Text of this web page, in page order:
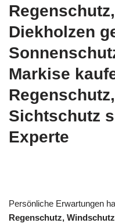
Diekholzen
Markise
Sichtschutz
Experte
Persönliche Erwartungen
Regenschutz,